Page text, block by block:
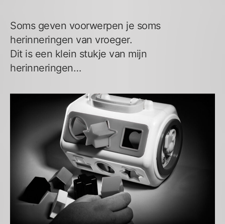
Soms geven voorwerpen je soms
herinneringen van vroeger.
Dit is een klein stukje van mijn
herinneringen…